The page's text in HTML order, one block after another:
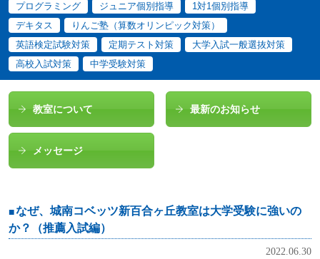
プログラミング
ジュニア個別指導
1対1個別指導
デキタス
りんご塾（算数オリンピック対策）
英語検定試験対策
定期テスト対策
大学入試一般選抜対策
高校入試対策
中学受験対策
教室について 最新のお知らせ
メッセージ
なぜ、城南コベッツ新百合ヶ丘教室は大学受験に強いの
か？（推薦入試編）
2022.06.30